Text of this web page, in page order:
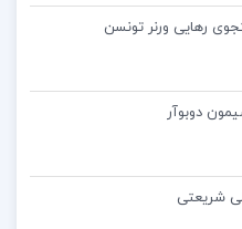
شده است.
ساده و روان است و
می‌دهد.
و فعالیت‌های عملی
رهایی ورنر تونسن
دوبوآر
شریعتی